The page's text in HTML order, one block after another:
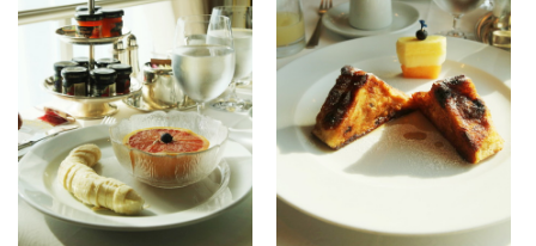
照相簿
影音區
創意出版服務
歷史區
關於Yilan